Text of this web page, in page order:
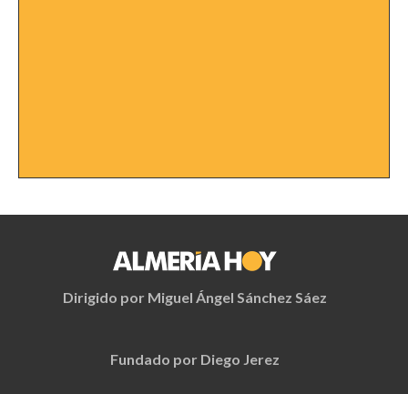
Dirigido por Miguel Ángel Sánchez Sáez
Fundado por Diego Jerez